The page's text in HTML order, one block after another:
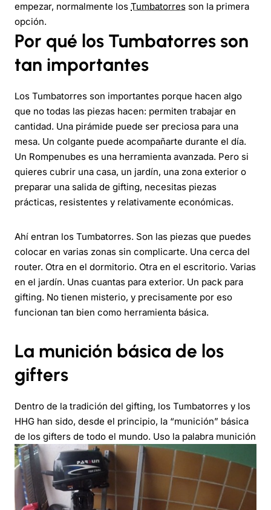
empezar, normalmente los Tumbatorres son la primera
opción.
Por qué los Tumbatorres son
tan importantes
Los Tumbatorres son importantes porque hacen algo
que no todas las piezas hacen: permiten trabajar en
cantidad. Una pirámide puede ser preciosa para una
mesa. Un colgante puede acompañarte durante el día.
Un Rompenubes es una herramienta avanzada. Pero si
quieres cubrir una casa, un jardín, una zona exterior o
preparar una salida de gifting, necesitas piezas
prácticas, resistentes y relativamente económicas.
Ahí entran los Tumbatorres. Son las piezas que puedes
colocar en varias zonas sin complicarte. Una cerca del
router. Otra en el dormitorio. Otra en el escritorio. Varias
en el jardín. Unas cuantas para exterior. Un pack para
gifting. No tienen misterio, y precisamente por eso
funcionan tan bien como herramienta básica.
La munición básica de los
gifters
Dentro de la tradición del gifting, los Tumbatorres y los
HHG han sido, desde el principio, la “munición” básica
de los gifters de todo el mundo. Uso la palabra munición